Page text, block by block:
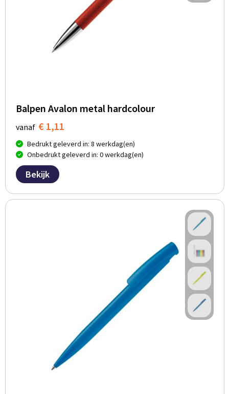
Balpen Avalon metal hardcolour
vanaf € 1,11
Bedrukt geleverd in: 8 werkdag(en)
Onbedrukt geleverd in: 0 werkdag(en)
Bekijk